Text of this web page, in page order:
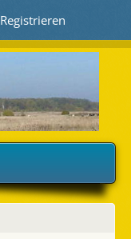
Registrieren